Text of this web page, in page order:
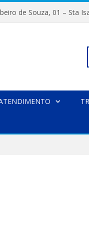
de Souza, 01 –